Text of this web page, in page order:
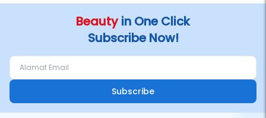
NA11240300384 (03 - Creme)
NA11240300385 (04 - Ivory)
NA11240300386 (05 - Almond)
NA11240300387 (06 - Honey)
*Mohon membuat video unboxing saat membuka paket
Expired Date: November 2027
Beautyin One Click
Subscribe Now!
Subscribe